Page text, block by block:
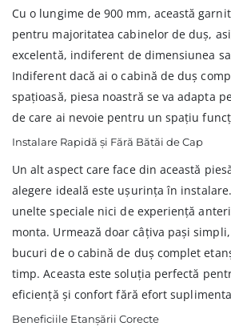
Cu o lungime de 900 mm, această
pentru majoritatea cabinelor de duș,
excelentă, indiferent de dimensiunea
Indiferent dacă ai o cabină de duș
spațioasă, piesa noastră se va adapta
de care ai nevoie pentru un spațiu
Instalare Rapidă și Fără Bătăi de Cap
Un alt aspect care face din această
alegere ideală este ușurința în
unelte speciale nici de experiență
monta. Urmează doar câțiva pași
bucuri de o cabină de duș complet
timp. Aceasta este soluția perfectă
eficiență și confort fără efort
Beneficiile Etanșării Corecte